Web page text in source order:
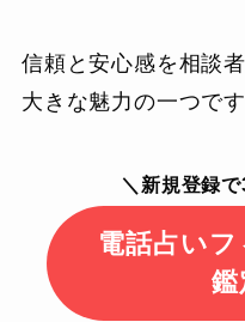
信頼と安心感を相談
大きな魅力の一つです
＼新規登録
電話占い
鑑